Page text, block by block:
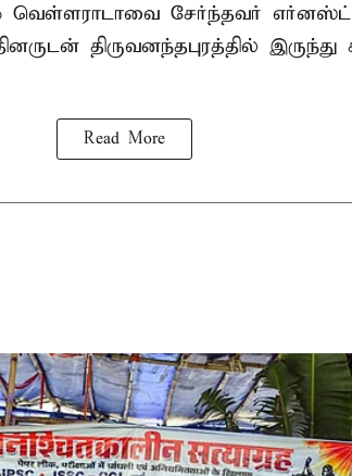
வெள்ளராடாவை சேர்ந்தவர்
திருவனந்தபுரத்தில் இருந்து
Read More